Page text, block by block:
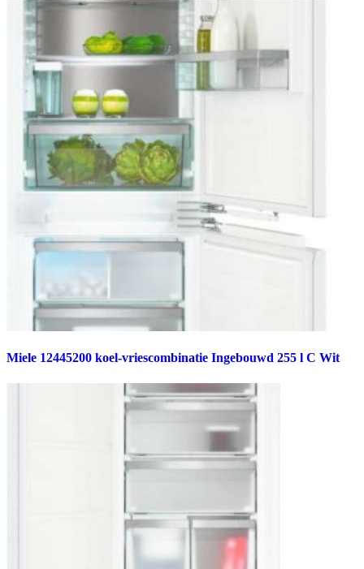
Miele 12445200 koel-vriescombinatie Ingebouwd 255 l C Wit